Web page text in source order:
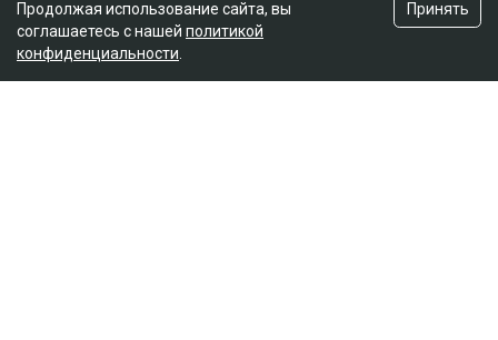
Продолжая использование сайта, вы
соглашаетесь с нашей политикой
конфиденциальности
Принять